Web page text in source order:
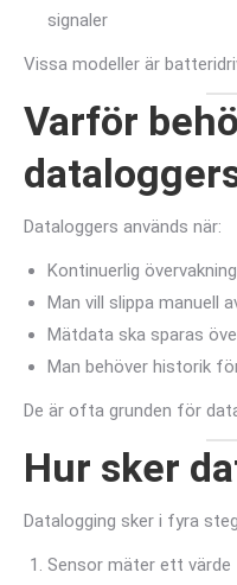
signaler
Vissa modeller är
Varför
Dataloggers används när:
Kontinuerlig
Man vill slippa manuell
Mätdata ska sparas
Man behöver historik
De är ofta grunden för
Hur sker
Datalogging sker i fyra
Sensor mäter ett värde